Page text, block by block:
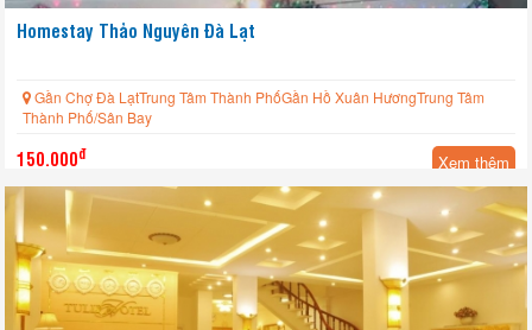
Homestay Thảo Nguyên Đà Lạt
Gần Chợ Đà LạtTrung Tâm Thành PhốGần Hồ Xuân HươngTrung Tâm
Thành Phố/Sân Bay
150.000đ Xem thêm